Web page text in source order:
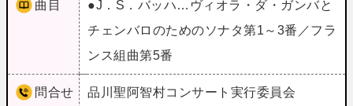
曲目
●J．S．バッハ…ヴィオラ・ダ・ガンバと
チェンバロのためのソナタ第1～3番／フラ
ンス組曲第5番
問合せ
品川聖阿智村コンサート実行委員会